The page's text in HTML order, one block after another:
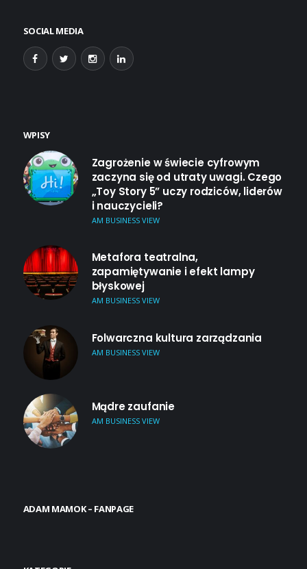
SOCIAL MEDIA
WPISY
Zagrożenie w świecie cyfrowym
zaczyna się od utraty uwagi. Czego
„Toy Story 5” uczy rodziców, liderów
i nauczycieli?
AM BUSINESS VIEW
Metafora teatralna,
zapamiętywanie i efekt lampy
błyskowej
AM BUSINESS VIEW
Folwarczna kultura zarządzania
AM BUSINESS VIEW
Mądre zaufanie
AM BUSINESS VIEW
ADAM MAMOK – FANPAGE